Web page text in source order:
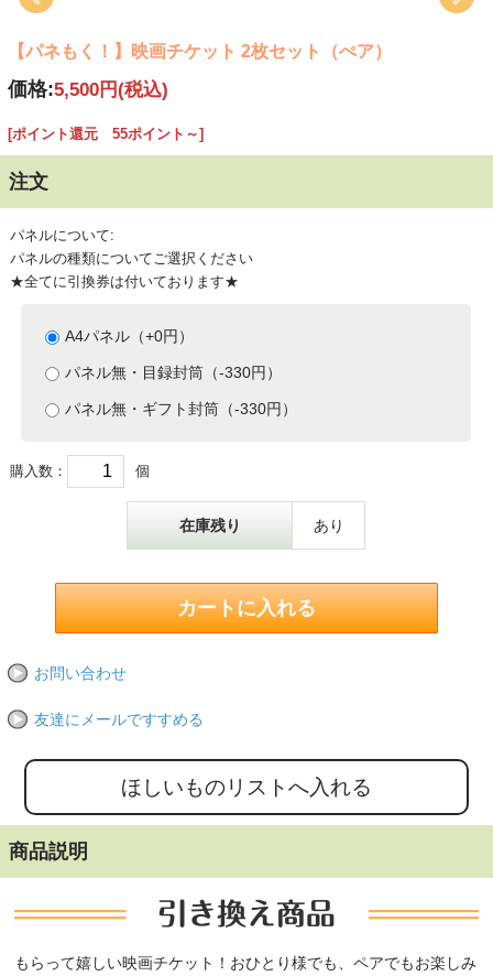
【パネもく！】映画チケット 2枚セット（ぺア）
価格:5,500円(税込)
[ポイント還元 55ポイント～]
注文
パネルについて:
パネルの種類についてご選択ください
★全てに引換券は付いております★
A4パネル（+0円）
パネル無・目録封筒（-330円）
パネル無・ギフト封筒（-330円）
購入数： 個
在庫残り あり
お問い合わせ
友達にメールですすめる
商品説明
もらって嬉しい映画チケット！おひとり様でも、ペアでもお楽しみ